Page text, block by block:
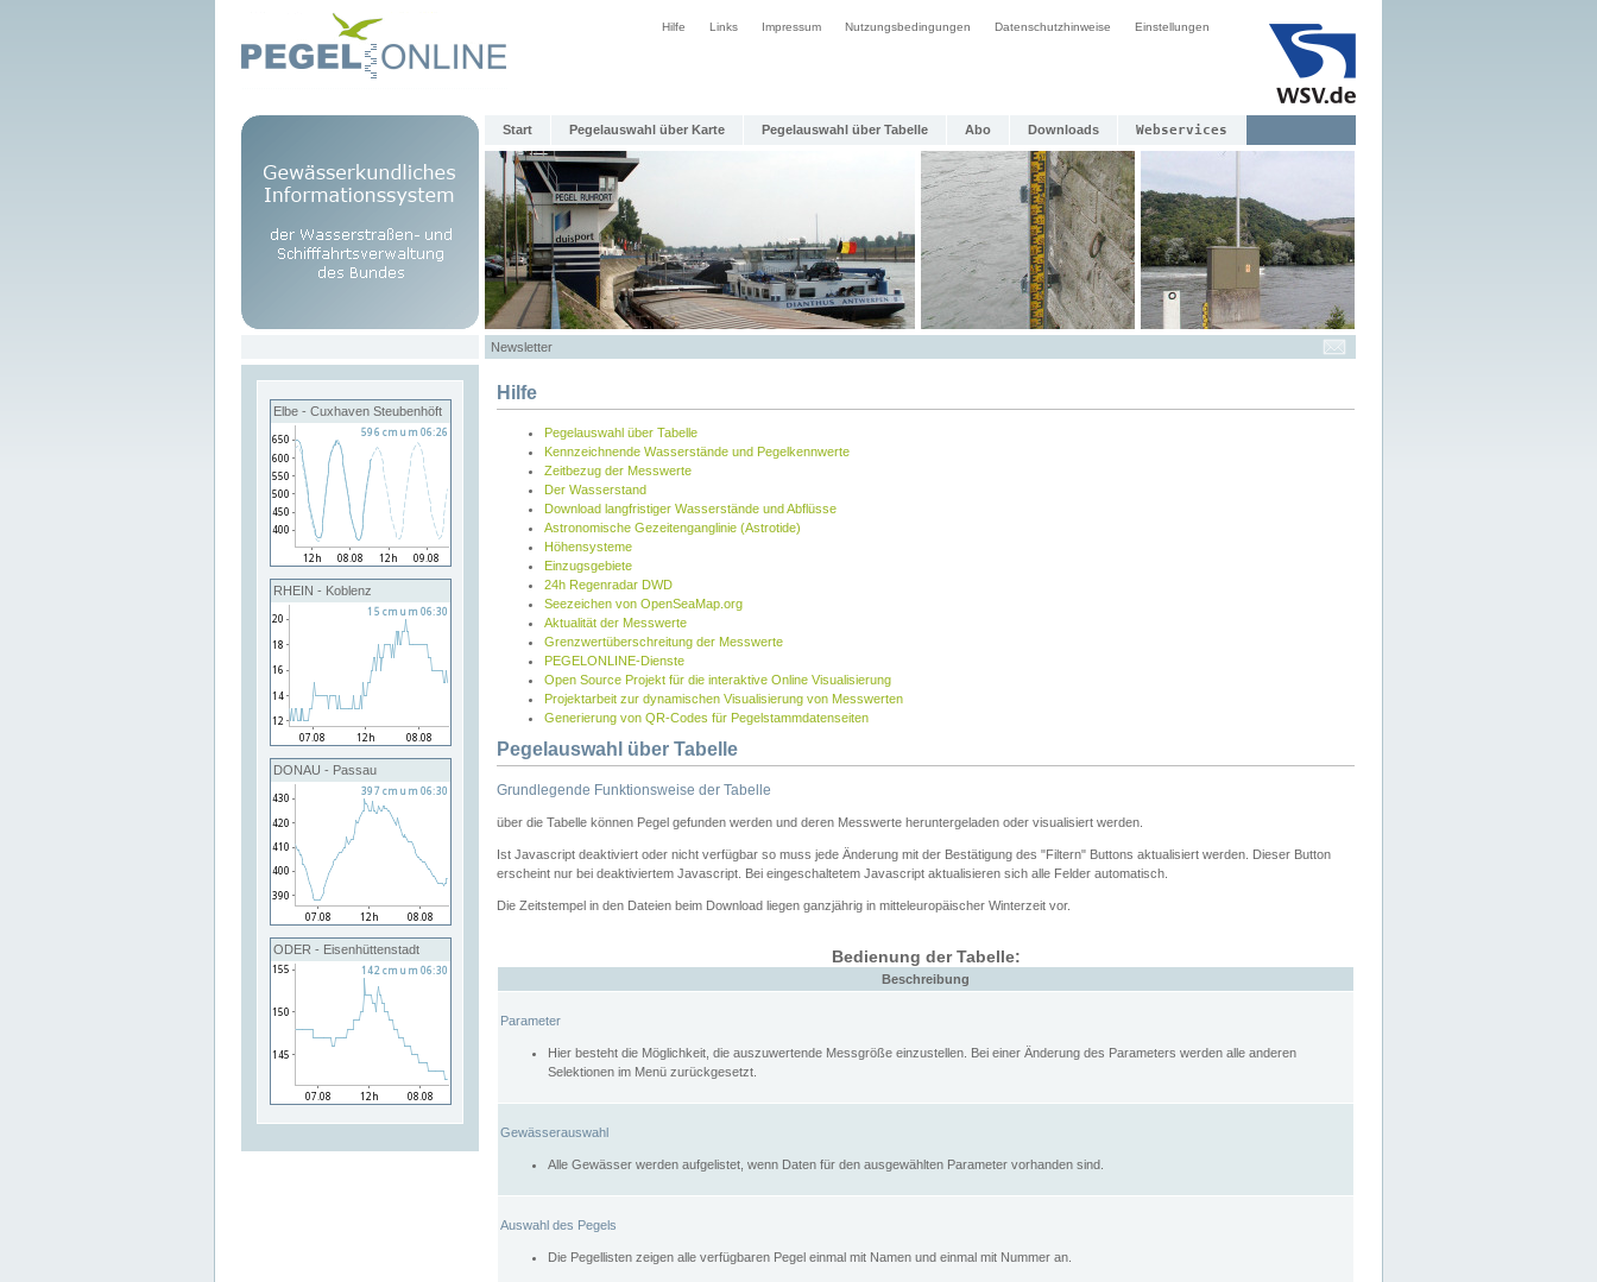
Hilfe Links Impressum Nutzungsbedingungen Datenschutzhinweise Einstellungen
Start Pegelauswahl über Karte Pegelauswahl über Tabelle Abo Downloads Webservices
Newsletter
Elbe - Cuxhaven Steubenhöft
RHEIN - Koblenz
DONAU - Passau
ODER - Eisenhüttenstadt
Hilfe
Pegelauswahl über Tabelle
Kennzeichnende Wasserstände und Pegelkennwerte
Zeitbezug der Messwerte
Der Wasserstand
Download langfristiger Wasserstände und Abflüsse
Astronomische Gezeitenganglinie (Astrotide)
Höhensysteme
Einzugsgebiete
24h Regenradar DWD
Seezeichen von OpenSeaMap.org
Aktualität der Messwerte
Grenzwertüberschreitung der Messwerte
PEGELONLINE-Dienste
Open Source Projekt für die interaktive Online Visualisierung
Projektarbeit zur dynamischen Visualisierung von Messwerten
Generierung von QR-Codes für Pegelstammdatenseiten
Pegelauswahl über Tabelle
Grundlegende Funktionsweise der Tabelle
über die Tabelle können Pegel gefunden werden und deren Messwerte heruntergeladen oder visualisiert werden.
Ist Javascript deaktiviert oder nicht verfügbar so muss jede Änderung mit der Bestätigung des "Filtern" Buttons aktualisiert werden. Dieser Button
erscheint nur bei deaktiviertem Javascript. Bei eingeschaltetem Javascript aktualisieren sich alle Felder automatisch.
Die Zeitstempel in den Dateien beim Download liegen ganzjährig in mitteleuropäischer Winterzeit vor.
Bedienung der Tabelle:
Beschreibung
Parameter
Hier besteht die Möglichkeit, die auszuwertende Messgröße einzustellen. Bei einer Änderung des Parameters werden alle anderen
Selektionen im Menü zurückgesetzt.
Gewässerauswahl
Alle Gewässer werden aufgelistet, wenn Daten für den ausgewählten Parameter vorhanden sind.
Auswahl des Pegels
Die Pegellisten zeigen alle verfügbaren Pegel einmal mit Namen und einmal mit Nummer an.